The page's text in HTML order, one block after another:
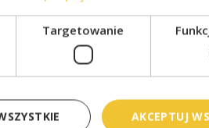
dobry kontakt korzeni z
przez całą grubość darni i
czy przesiąkła przezeń
zakorzenić się w
czasu można zacząć
Targetowanie
AKCEPTUJ